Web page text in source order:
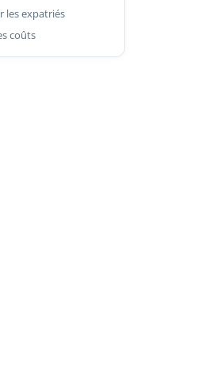
les expatriés
coûts